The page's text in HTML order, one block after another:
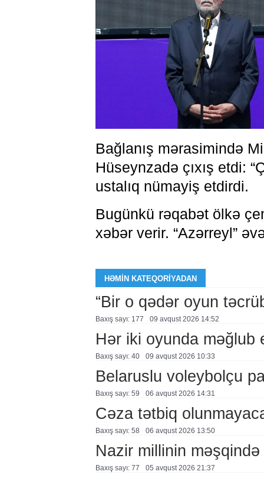
Bağlanış mərasimində
Hüseynzadə çıxış etdi:
ustalıq nümayiş etdirdi.
Bugünkü rəqabət ölkə
xəbər verir. “Azərreyl”
HƏMIN KATEQORIYADAN
“Bir o qədər oyun
Baxış sayı: 177 09 avqust 2026 14:52
Hər iki oyunda məğlub
Baxış sayı: 40 09 avqust 2026 10:33
Belaruslu voleybolçu
Baxış sayı: 59 06 avqust 2026 14:31
Cəza tətbiq
Baxış sayı: 58 06 avqust 2026 13:50
Nazir millinin
Baxış sayı: 77 05 avqust 2026 21:37